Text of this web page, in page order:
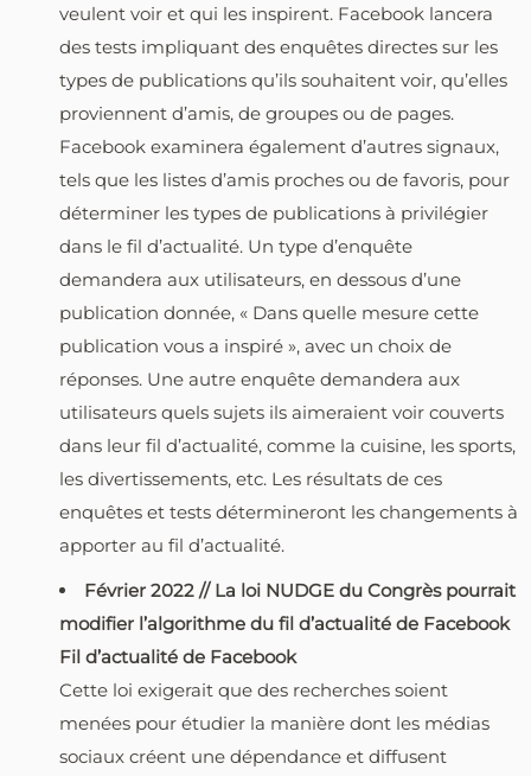
veulent voir et qui les inspirent. Facebook lancera
des tests impliquant des enquêtes directes sur les
types de publications qu’ils souhaitent voir, qu’elles
proviennent d’amis, de groupes ou de pages.
Facebook examinera également d’autres signaux,
tels que les listes d’amis proches ou de favoris, pour
déterminer les types de publications à privilégier
dans le fil d’actualité. Un type d’enquête
demandera aux utilisateurs, en dessous d’une
publication donnée, « Dans quelle mesure cette
publication vous a inspiré », avec un choix de
réponses. Une autre enquête demandera aux
utilisateurs quels sujets ils aimeraient voir couverts
dans leur fil d’actualité, comme la cuisine, les sports,
les divertissements, etc. Les résultats de ces
enquêtes et tests détermineront les changements à
apporter au fil d’actualité.
Février 2022 // La loi NUDGE du Congrès pourrait
modifier l’algorithme du fil d’actualité de Facebook
Fil d’actualité de Facebook
Cette loi exigerait que des recherches soient
menées pour étudier la manière dont les médias
sociaux créent une dépendance et diffusent